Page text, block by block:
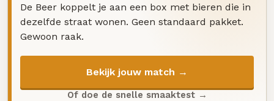
De Beer koppelt je aan een box met bieren die in
dezelfde straat wonen. Geen standaard pakket.
Gewoon raak.
Bekijk jouw match →
Of doe de snelle smaaktest →